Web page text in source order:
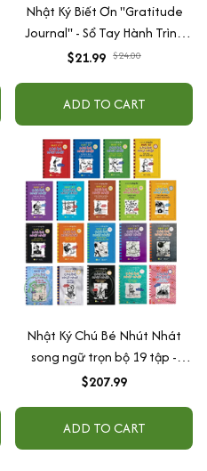
Nhật Ký Biết Ơn "Gratitude
Journal" - Sổ Tay Hành Trình
Nuôi Dưỡng Bản Thân, Nâng
$21.99 $24.00
ADD TO CART
Nhật Ký Chú Bé Nhút Nhát
song ngữ trọn bộ 19 tập -
Diary of a Wimpy Kid tặng
$207.99
ADD TO CART